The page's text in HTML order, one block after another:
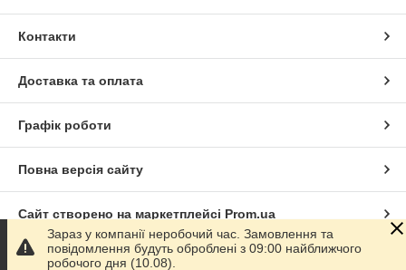
Контакти
Доставка та оплата
Графік роботи
Повна версія сайту
Сайт створено на маркетплейсі Prom.ua
Політика конфіденційності
Зараз у компанії неробочий час. Замовлення та
повідомлення будуть оброблені з 09:00 найближчого
робочого дня (10.08).